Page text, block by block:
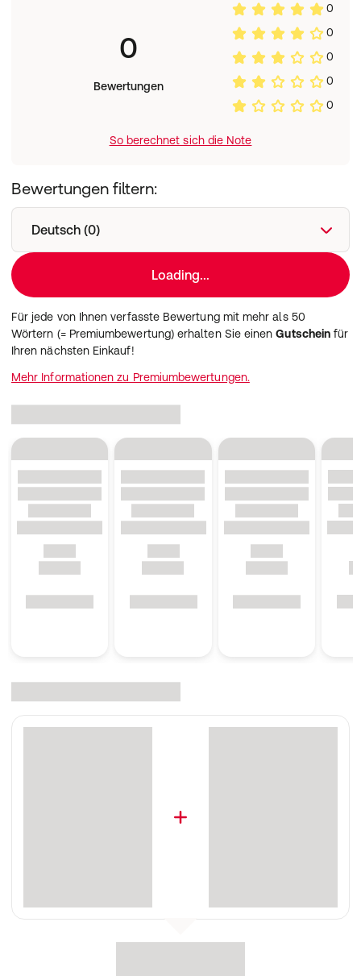
0
Bewertungen
0
0
0
0
0
So berechnet sich die Note
Bewertungen filtern:
Deutsch (0)
Loading...
Für jede von Ihnen verfasste Bewertung mit mehr als 50
Wörtern (= Premiumbewertung) erhalten Sie einenGutschein für
Ihren nächsten Einkauf!
Mehr Informationen zu Premiumbewertungen.